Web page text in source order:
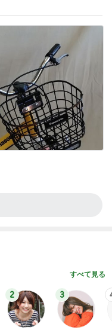
すべて見る
2 3